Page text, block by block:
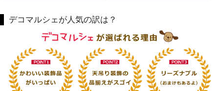
デコマルシェが人気の訳は？